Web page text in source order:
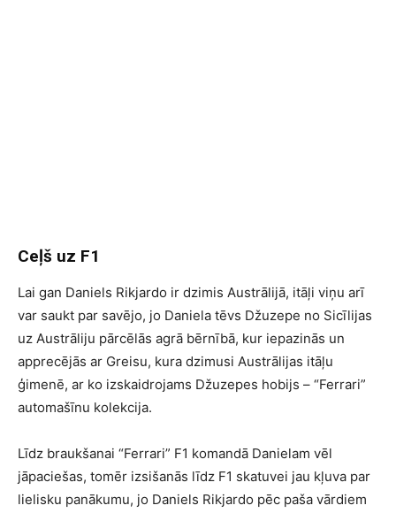
Ceļš uz F1
Lai gan Daniels Rikjardo ir dzimis Austrālijā, itāļi viņu arī
var saukt par savējo, jo Daniela tēvs Džuzepe no Sicīlijas
uz Austrāliju pārcēlās agrā bērnībā, kur iepazinās un
apprecējās ar Greisu, kura dzimusi Austrālijas itāļu
ģimenē, ar ko izskaidrojams Džuzepes hobijs – “Ferrari”
automašīnu kolekcija.
Līdz braukšanai “Ferrari” F1 komandā Danielam vēl
jāpaciešas, tomēr izsišanās līdz F1 skatuvei jau kļuva par
lielisku panākumu, jo Daniels Rikjardo pēc paša vārdiem